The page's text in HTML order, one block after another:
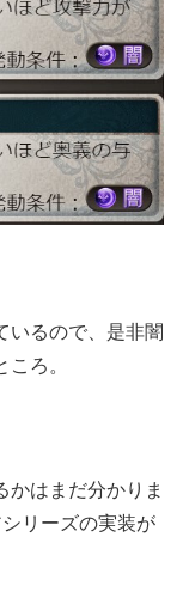
いるので、是非闇
ろ。
かはまだ分かりま
リーズの実装が